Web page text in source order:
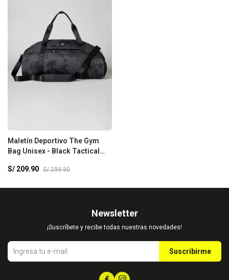
Maletín Deportivo The Gym
Bag Unisex - Black Tactical
S/ 209.90 S/ 299.90
Newsletter
¡Suscríbete y recibe todas nuestras novedades!
Suscribirme